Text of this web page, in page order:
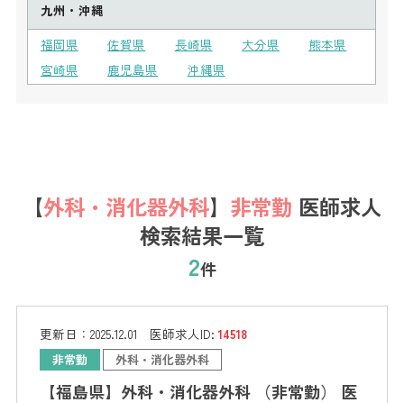
九州・沖縄
福岡県
佐賀県 長崎県 大分県
熊本県
宮崎県
鹿児島県 沖縄県
【外科・消化器外科】 非常勤 医師求人
検索結果一覧
2件
更新日： 2025.12.01 医師求人ID:14518
非常勤 外科・消化器外科
【福島県】外科・消化器外科 （非常勤） 医